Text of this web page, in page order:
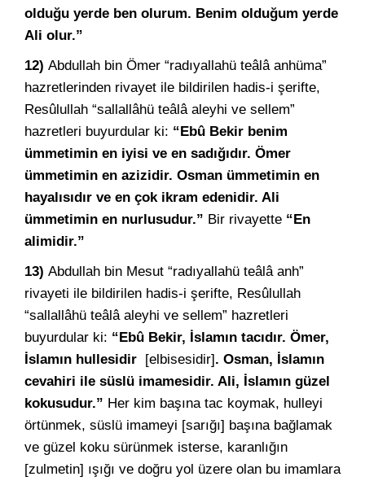
olduğu yerde ben olurum. Benim olduğum yerde
Ali olur.”
12) Abdullah bin Ömer “radıyallahü teâlâ anhüma”
hazretlerinden rivayet ile bildirilen hadis-i şerifte,
Resûlullah “sallallâhü teâlâ aleyhi ve sellem”
hazretleri buyurdular ki: “Ebû Bekir benim
ümmetimin en iyisi ve en sadığıdır. Ömer
ümmetimin en azizidir. Osman ümmetimin en
hayalısıdır ve en çok ikram edenidir. Ali
ümmetimin en nurlusudur.” Bir rivayette “En
alimidir.”
13) Abdullah bin Mesut “radıyallahü teâlâ anh”
rivayeti ile bildirilen hadis-i şerifte, Resûlullah
“sallallâhü teâlâ aleyhi ve sellem” hazretleri
buyurdular ki: “Ebû Bekir, İslamın tacıdır. Ömer,
İslamın hullesidir [elbisesidir]. Osman, İslamın
cevahiri ile süslü imamesidir. Ali, İslamın güzel
kokusudur.” Her kim başına tac koymak, hulleyi
örtünmek, süslü imameyi [sarığı] başına bağlamak
ve güzel koku sürünmek isterse, karanlığın
[zulmetin] ışığı ve doğru yol üzere olan bu imamlara